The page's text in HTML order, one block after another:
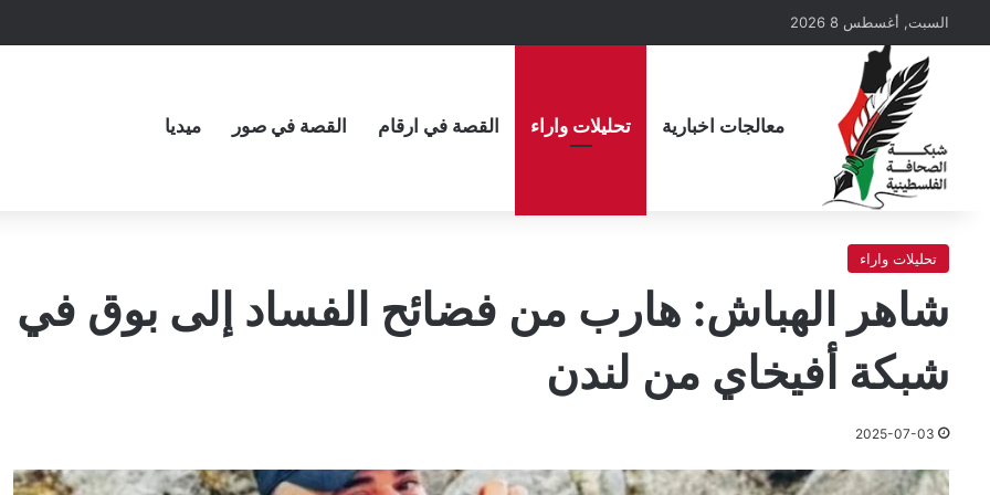
السبت, أغسطس 8 2026
معالجات اخبارية تحليلات واراء القصة في ارقام القصة في صور ميديا
تحليلات واراء
شاهر الهباش: هارب من فضائح الفساد إلى بوق في
شبكة أفيخاي من لندن
2025-07-03